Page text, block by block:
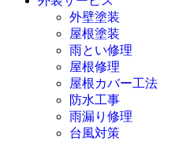
外壁塗装
屋根塗装
雨とい修理
屋根修理
屋根カバー工法
防水工事
雨漏り修理
台風対策